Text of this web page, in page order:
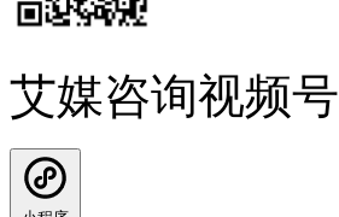
艾媒咨询视频号